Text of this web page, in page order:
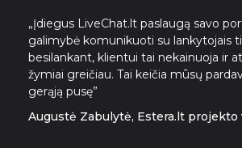
„Įdiegus LiveChat.lt paslaugą savo
galimybė komunikuoti su lankytojais
besilankant, klientui tai nekainuoja ir
žymiai greičiau. Tai keičia mūsų
gerąją pusę”
Augustė Zabulytė, Estera.lt projekto